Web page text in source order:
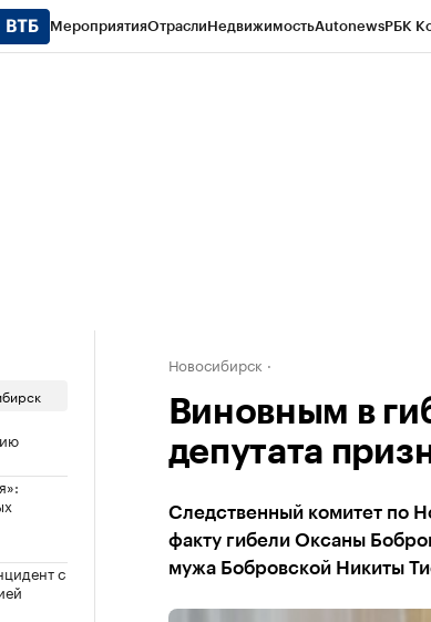
МероприятияОтраслиНедвижимостьAutonewsРБК
с
Новосибирск
Виновным в
депутата
Следственный комитет по
факту гибели Оксаны
мужа Бобровской Никиты